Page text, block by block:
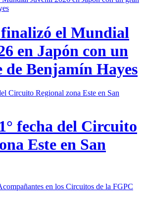
el Mundial
en Japón con un
de Benjamín Hayes
fecha del Circuito
Este en San